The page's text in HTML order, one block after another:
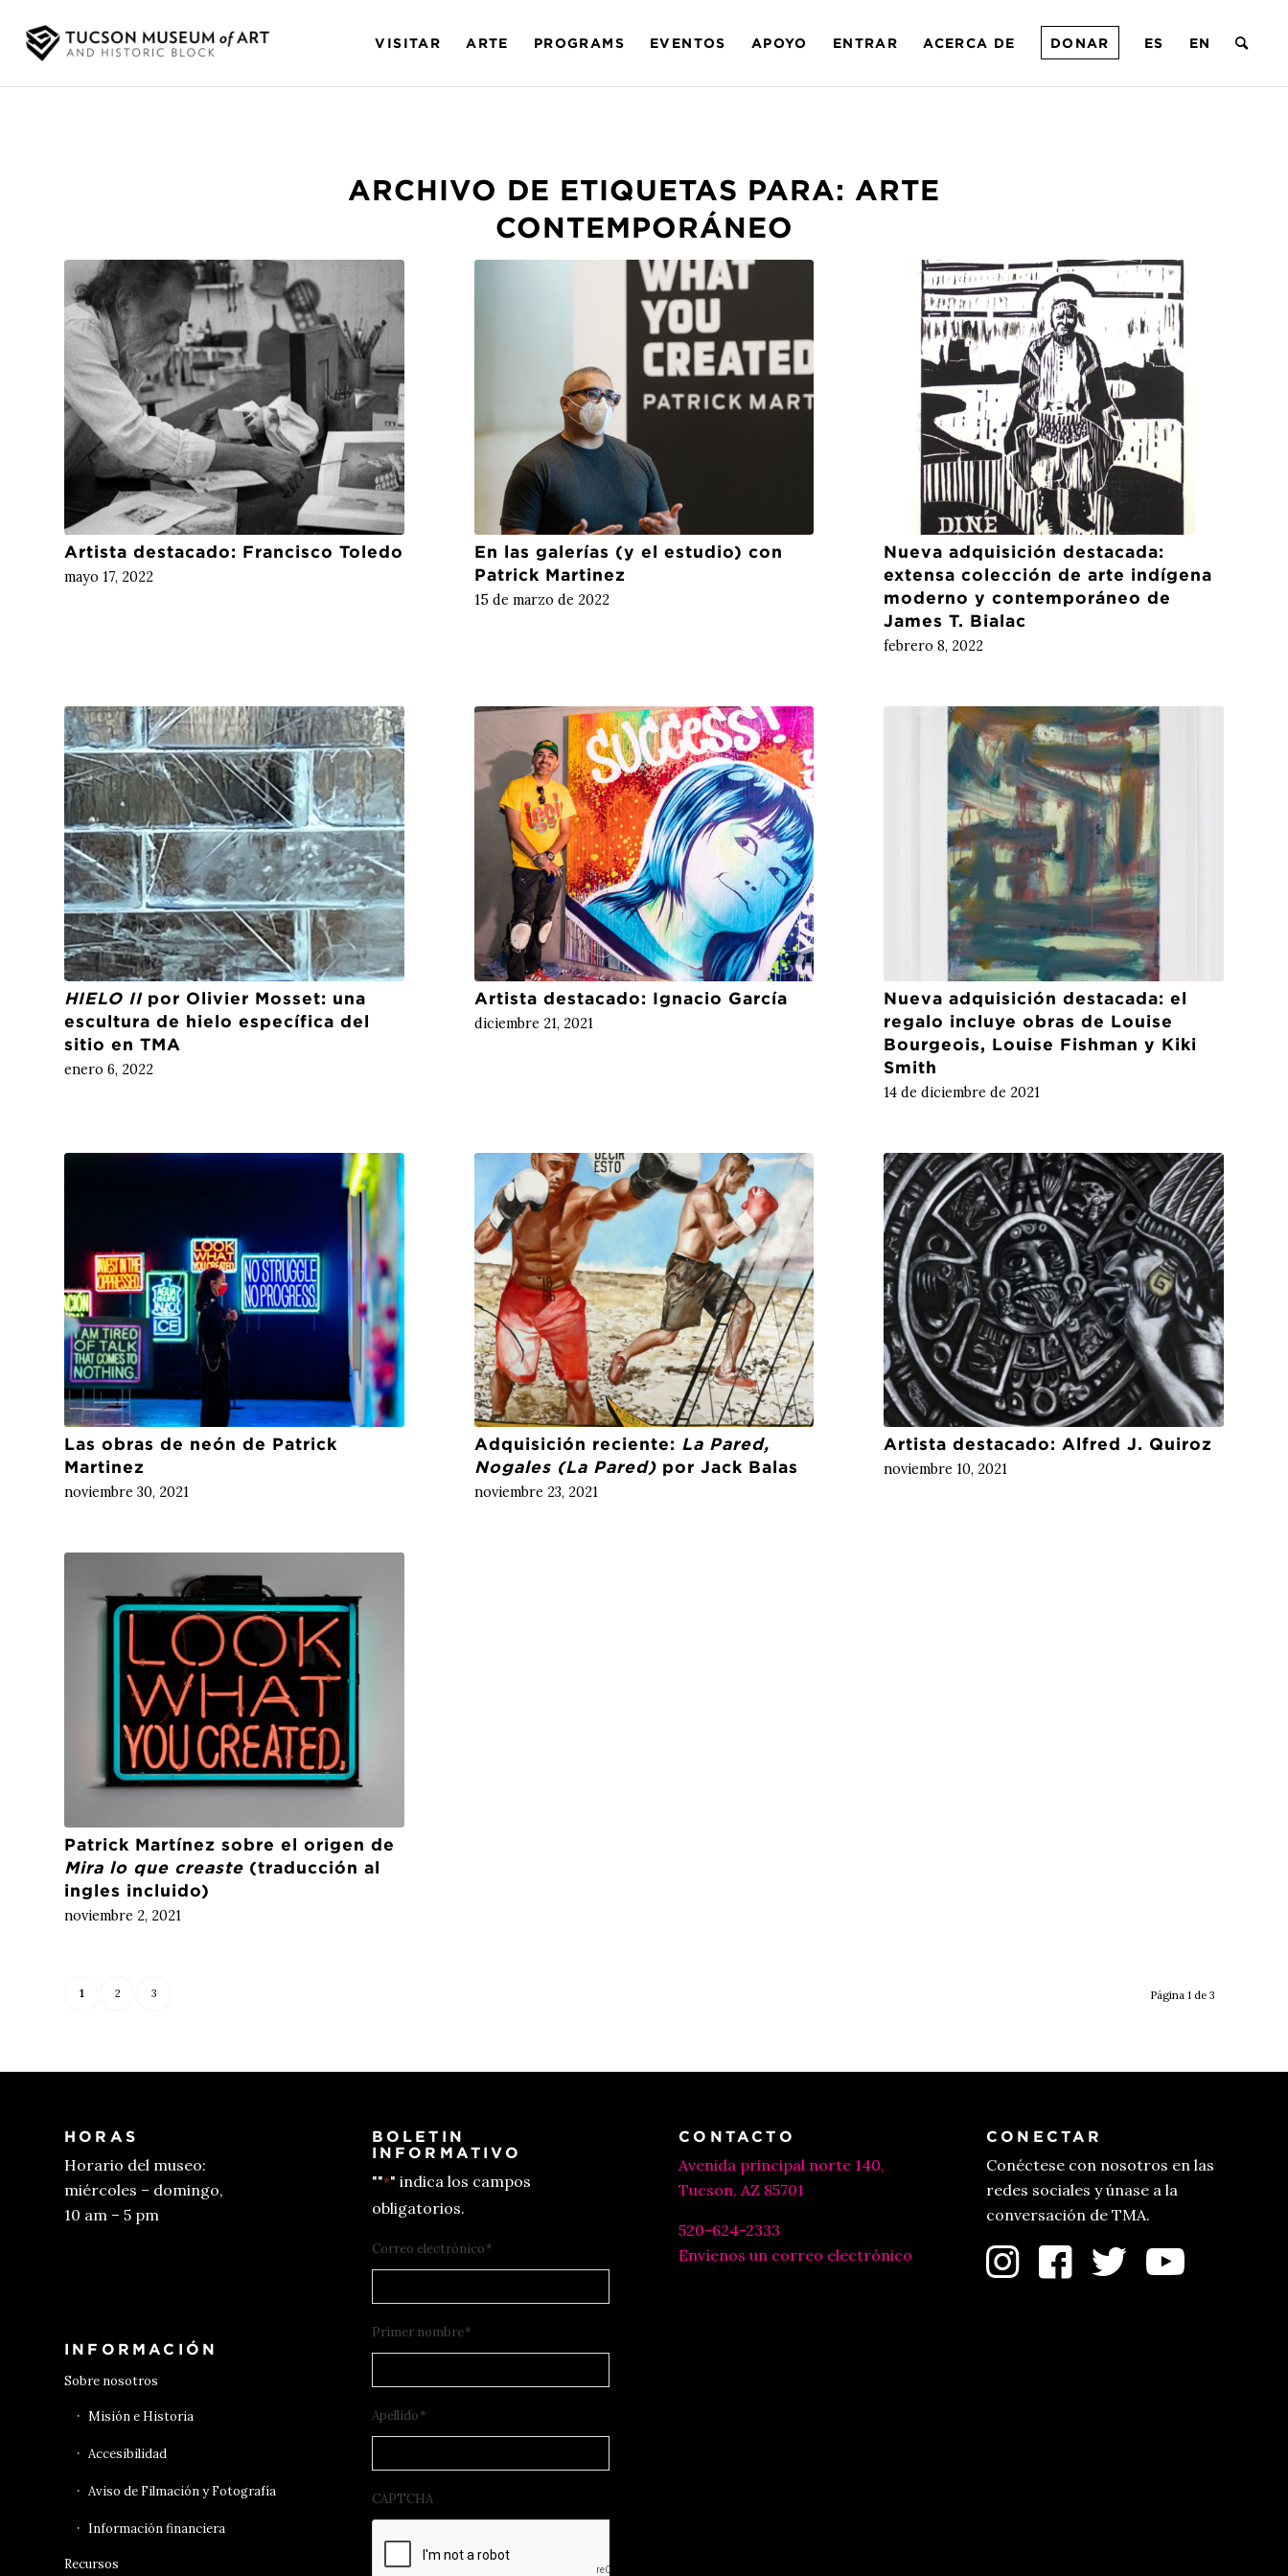
VISITAR ARTE PROGRAMS EVENTOS APOYO ENTRAR ACERCA DE DONAR ES EN
ARCHIVO DE ETIQUETAS PARA: ARTE
CONTEMPORÁNEO
Artista destacado: Francisco Toledo
mayo 17, 2022
En las galerías (y el estudio) con
Patrick Martinez
15 de marzo de 2022
Nueva adquisición destacada:
extensa colección de arte indígena
moderno y contemporáneo de
James T. Bialac
febrero 8, 2022
HIELO IIpor Olivier Mosset: una
escultura de hielo específica del
sitio en TMA
enero 6, 2022
Artista destacado: Ignacio García
diciembre 21, 2021
Nueva adquisición destacada: el
regalo incluye obras de Louise
Bourgeois, Louise Fishman y Kiki
Smith
14 de diciembre de 2021
Las obras de neón de Patrick
Martinez
noviembre 30, 2021
Adquisición reciente: La Pared,
Nogales (La Pared)por Jack Balas
noviembre 23, 2021
Artista destacado: Alfred J. Quiroz
noviembre 10, 2021
Patrick Martínez sobre el origen de
Mira lo que creaste (traducción al
ingles incluido)
noviembre 2, 2021
Página 1 de 3
1 2 3
HORAS
Horario del museo:
miércoles – domingo,
10 am – 5 pm
INFORMACIÓN
Sobre nosotros
Misión e Historia
Accesibilidad
Aviso de Filmación y Fotografía
Información financiera
Recursos
BOLETIN
INFORMATIVO
""*" indica los campos
obligatorios.
Correo electrónico*
Primer nombre*
Apellido*
CAPTCHA
CONTACTO
Avenida principal norte 140,
Tucson, AZ 85701
520-624-2333
Envíenos un correo electrónico
CONECTAR
Conéctese con nosotros en las
redes sociales y únase a la
conversación de TMA.